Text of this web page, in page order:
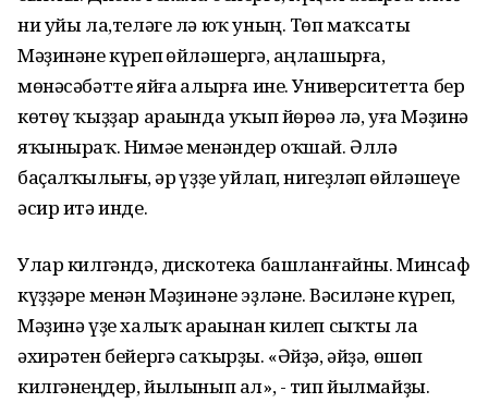
ни уйы ла,теләге лә юҡ уның. Төп маҡсаты
Мәҙинәне күреп һөйләшергә, аңлашырға,
мөнәсәбәтте яйға һалырға ине. Университетта бер
көтөү ҡыҙҙар араһында уҡып йөрөһә лә, уға Мәҙинә
яҡыныраҡ. Нимәһе менәндер оҡшай. Әллә
баҫалҡылығы, һәр һүҙҙе уйлап, нигеҙләп һөйләшеүе
әсир итә инде.
Улар килгәндә, дискотека башланғайны. Минсаф
күҙҙәре менән Мәҙинәне эҙләне. Вәсиләне күреп,
Мәҙинә үҙе халыҡ араһынан килеп сыҡты ла
әхирәтен бейергә саҡырҙы. «Әйҙә, әйҙә, өшөп
килгәнһеңдер, йылынып ал», - тип йылмайҙы.